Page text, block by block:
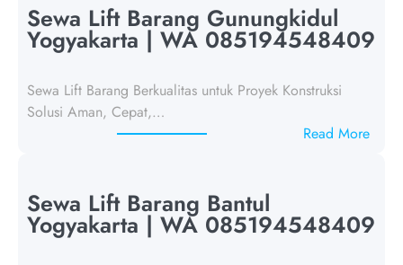
a
B
n
Sewa Lift Barang Gunungkidul
Yogyakarta | WA 085194548409
Sewa Lift Barang Berkualitas untuk Proyek Konstruksi
Solusi Aman, Cepat,…
Read More:
a
Sewa Lift Barang Bantul
Yogyakarta | WA 085194548409